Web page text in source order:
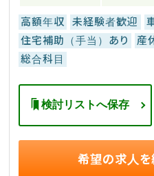
高額年収 未経験者歓迎
住宅補助（手当）あり
産
総合科目
検討リストへ保存
希望の求人を